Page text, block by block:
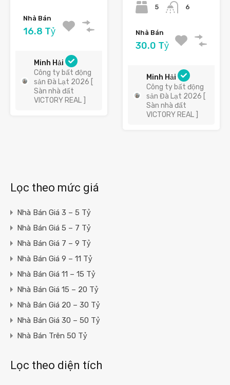
Nhà Bán
16.8 Tỷ
Minh Hải
Công ty bất động
sản Đà Lạt 2026 [
Sàn nhà đất
VICTORY REAL ]
5 6
Nhà Bán
30.0 Tỷ
Minh Hải
Công ty bất động
sản Đà Lạt 2026 [
Sàn nhà đất
VICTORY REAL ]
Lọc theo mức giá
Nhà Bán Giá 3 – 5 Tỷ
Nhà Bán Giá 5 – 7 Tỷ
Nhà Bán Giá 7 – 9 Tỷ
Nhà Bán Giá 9 – 11 Tỷ
Nhà Bán Giá 11 – 15 Tỷ
Nhà Bán Giá 15 – 20 Tỷ
Nhà Bán Giá 20 – 30 Tỷ
Nhà Bán Giá 30 – 50 Tỷ
Nhà Bán Trên 50 Tỷ
Lọc theo diện tích